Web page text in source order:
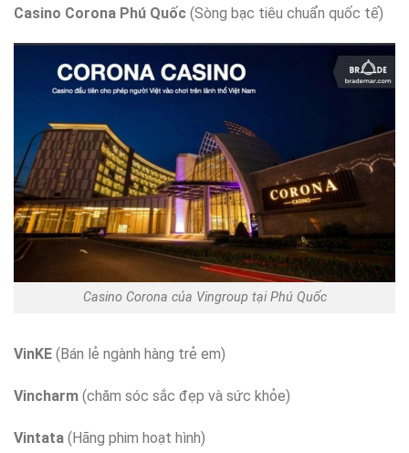
Casino Corona Phú Quốc (Sòng bạc tiêu chuẩn quốc tế)
Casino Corona của Vingroup tại Phú Quốc
VinKE (Bán lẻ ngành hàng trẻ em)
Vincharm (chăm sóc sắc đẹp và sức khỏe)
Vintata (Hãng phim hoạt hình)